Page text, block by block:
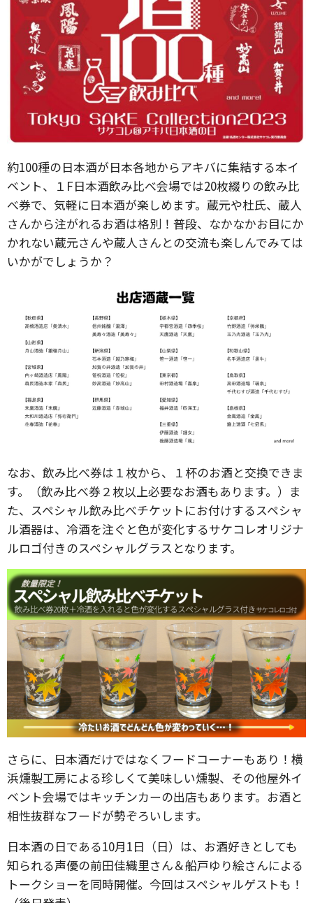
約100種の日本酒が日本各地からアキバに集結する本イ
ベント、１F日本酒飲み比べ会場では20枚綴りの飲み比
べ券で、気軽に日本酒が楽しめます。蔵元や杜氏、蔵人
さんから注がれるお酒は格別！普段、なかなかお目にか
かれない蔵元さんや蔵人さんとの交流も楽しんでみては
いかがでしょうか？
なお、飲み比べ券は１枚から、１杯のお酒と交換できま
す。（飲み比べ券２枚以上必要なお酒もあります。）ま
た、スペシャル飲み比べチケットにお付けするスペシャ
ル酒器は、冷酒を注ぐと色が変化するサケコレオリジナ
ルロゴ付きのスペシャルグラスとなります。
さらに、日本酒だけではなくフードコーナーもあり！横
浜燻製工房による珍しくて美味しい燻製、その他屋外イ
ベント会場ではキッチンカーの出店もあります。お酒と
相性抜群なフードが勢ぞろいします。
日本酒の日である10月1日（日）は、お酒好きとしても
知られる声優の前田佳織里さん＆船戸ゆり絵さんによる
トークショーを同時開催。今回はスペシャルゲストも！